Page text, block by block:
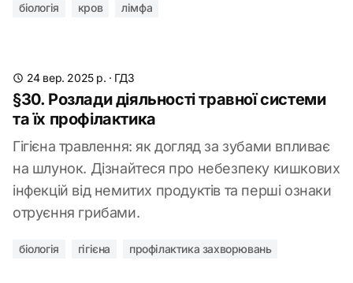
біологія кров лімфа
24 вер. 2025 р. · ГДЗ
§30. Розлади діяльності травної системи
та їх профілактика
Гігієна травлення: як догляд за зубами впливає
на шлунок. Дізнайтеся про небезпеку кишкових
інфекцій від немитих продуктів та перші ознаки
отруєння грибами.
біологія гігієна профілактика захворювань